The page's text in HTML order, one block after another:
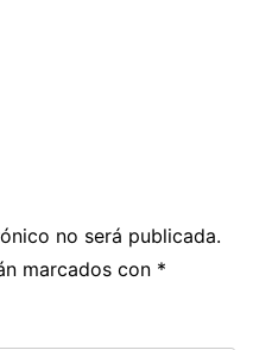
no será publicada.
marcados con *